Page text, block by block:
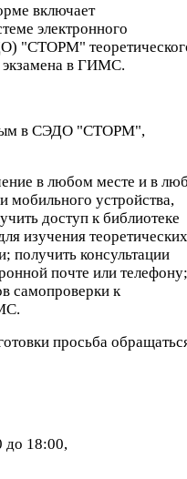
включает
электронного
"СТОРМ"
экзамена в ГИМС.
в СЭДО "СТОРМ",
в любом месте и в
мобильного устройства,
доступ к библиотеке
изучения теоретических
получить консультации
почте или телефону;
самопроверки к
просьба
до 18:00,